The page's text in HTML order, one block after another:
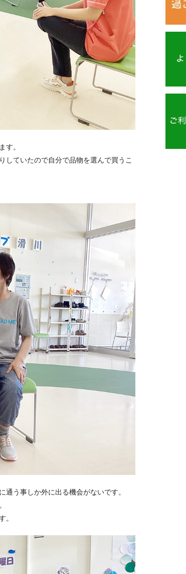
す。
していたので自分で品物を選んで買うこ
う事しか外に出る機会がないです。
。